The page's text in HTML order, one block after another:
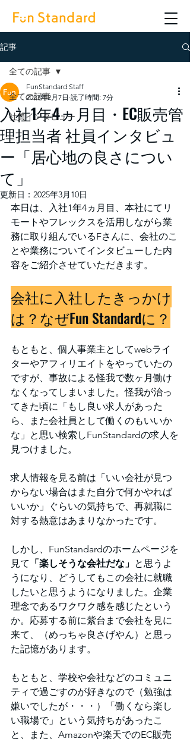
記事
全ての記事
社員インタビュー
全ての記事
入社1年4ヵ月目・EC販売管
理担当者 社員インタビュ
ー「居心地の良さについ
て」
FunStandard Staff
2023年2月7日 読了時間: 7分
更新日： 2025年3月10日
本日は、入社1年4ヵ月目、本社にてリ
モートやフレックスを活用しながら業
務に取り組んでいるFさんに、会社のこ
とや業務についてインタビューした内
容をご紹介させていただきます。
会社に入社したきっかけ
は？なぜFun Standardに？
もともと、個人事業主としてwebライ
ターやアフィリエイトをやっていたの
ですが、事故による怪我で数ヶ月働け
なくなってしまいました。怪我が治っ
てきた頃に「もし良い求人があった
ら、また会社員として働くのもいいか
な」と思い検索しFunStandardの求人を
見つけました。
求人情報を見る前は「いい会社が見つ
からない場合はまた自分で何かやれば
いいか」ぐらいの気持ちで、再就職に
対する熱意はあまりなかったです。
しかし、FunStandardのホームページを
見て 「楽しそうな会社だな」 と思うよ
うになり、どうしてもこの会社に就職
したいと思うようになりました。企業
理念であるワクワク感を感じたという
か。応募する前に紫台まで会社を見に
来て、（めっちゃ良さげやん）と思っ
た記憶があります。
もともと、学校や会社などのコミュニ
ティで過ごすのが好きなので（勉強は
嫌いでしたが・・・）「働くなら楽し
い職場で」という気持ちがあったこ
と、また、Amazonや楽天でのEC販売